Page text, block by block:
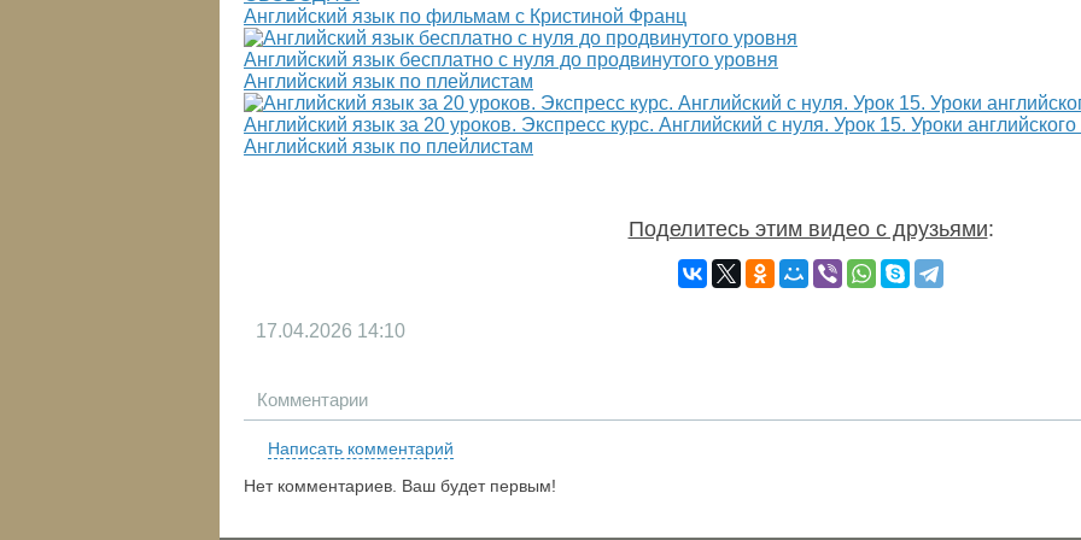
Английский язык по фильмам с Кристиной Франц
Английский язык бесплатно с нуля до продвинутого уровня
Английский язык по плейлистам
Английский язык за 20 уроков. Экспресс курс. Английский с нуля. Урок 15. Уроки английского
Английский язык по плейлистам
Поделитесь этим видео с друзьями:
17.04.2026 14:10
Комментарии
Написать комментарий
Нет комментариев. Ваш будет первым!